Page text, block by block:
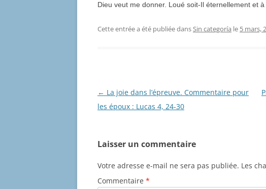
Dieu veut me donner. Loué soit-Il éternellement et à
Cette entrée a été publiée dansSin categoría le 5 mars,
Navigation
des
← La joie dans l’épreuve. Commentaire pour
les époux : Lucas 4, 24-30
Laisser un commentaire
Votre adresse e-mail ne sera pas publiée. Les
Commentaire *